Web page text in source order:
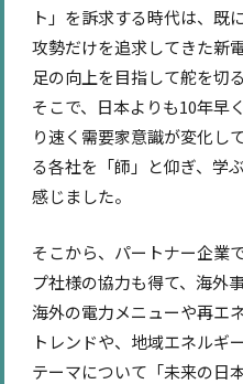
ト」を訴求する時代は、既
攻勢だけを追求してきた新
足の向上を目指して舵を切
そこで、日本よりも10年早
り速く需要家意識が変化し
る各社を「師」と仰ぎ、学
感じました。
そこから、パートナー企業
プ社様の協力も得て、海外
海外の電力メニューや再エ
トレンドや、地域エネルギ
テーマについて「未来の日